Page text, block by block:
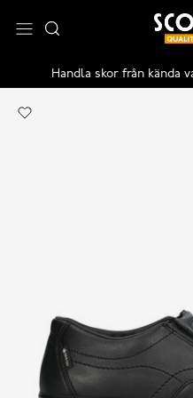
Handla skor från kända